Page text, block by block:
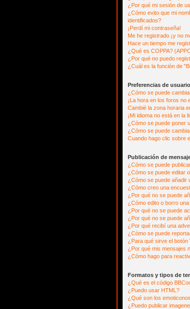
¿Por qué mi sesión de
¿Cómo evito que mi
identificados?
¡Perdí mi contraseña!
Me he registrado ¡y no
Hace un tiempo me
¿Qué es COPPA?
¿Por qué no puedo
¿Cuál es la función de
Preferencias de
¿Cómo se puede
¡La hora en los foros no
Cambié la zona horaria
¡Mi idioma no está en la
¿Cómo se puede poner
¿Cómo se puede
Cuando hago clic sobre
Publicación de
¿Cómo se puede
¿Cómo se puede editar
¿Cómo se puede añadir
¿Cómo creo una
¿Por qué no se puede
¿Cómo edito o borro
¿Por qué no se puede
¿Por qué no se puede
¿Por qué recibí una
¿Cómo se puede
¿Para qué sirve el
¿Por qué mis mensajes
¿Cómo hago para
Formatos y tipos de
¿Qué es el código
¿Puedo usar HTML?
¿Qué son los
¿Puedo publicar